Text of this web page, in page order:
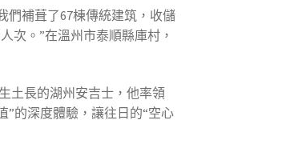
們補葺了67棟傳統建筑，收儲
次。”在溫州市泰順縣庫村，
土長的湖州安吉士，他率領
”的深度體驗，讓往日的“空心